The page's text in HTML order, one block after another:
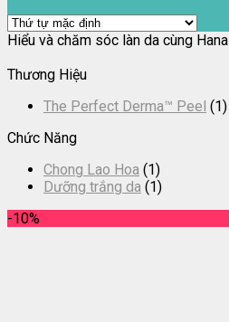
Hiểu và chăm sóc làn da cùng Hana
Thương Hiệu
The Perfect Derma™ Peel (1)
Chức Năng
Chong Lao Hoa (1)
Dưỡng trắng da (1)
-10%